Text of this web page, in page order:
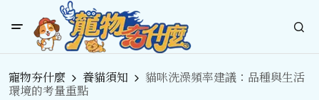
寵物夯什麼 養貓須知
貓咪洗澡頻率建議：品種與生活
環境的考量重點